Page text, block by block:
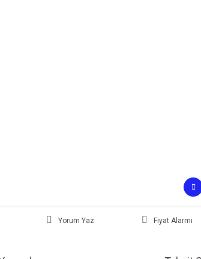
Yorum Yaz Fiyat Alarmı